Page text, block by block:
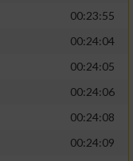
00:23:55
00:24:04
00:24:05
00:24:06
00:24:08
00:24:09